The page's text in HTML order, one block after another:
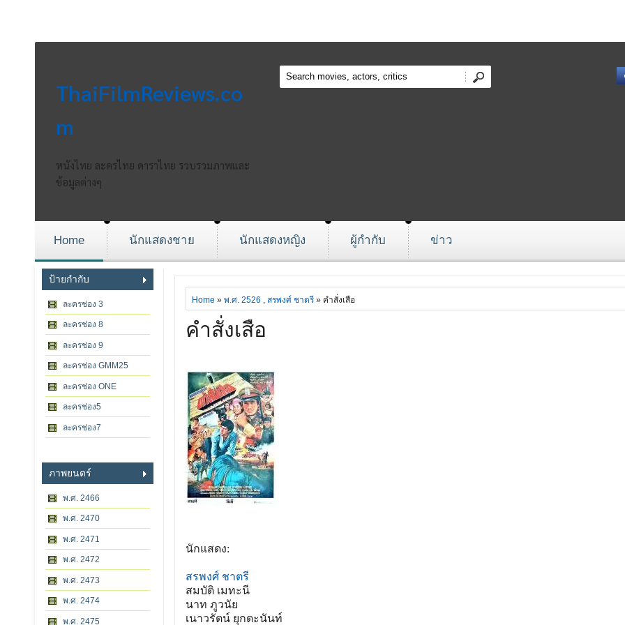
ThaiFilmReviews.co
m
หนังไทย ละครไทย ดาราไทย รวบรวมภาพและ
ข้อมูลต่างๆ
Home นักแสดงชาย นักแสดงหญิง ผู้กำกับ ข่าว
ป้ายกำกับ
ละครช่อง 3
ละครช่อง 8
ละครช่อง 9
ละครช่อง GMM25
ละครช่อง ONE
ละครช่อง5
ละครช่อง7
ภาพยนตร์
พ.ศ. 2466
พ.ศ. 2470
พ.ศ. 2471
พ.ศ. 2472
พ.ศ. 2473
พ.ศ. 2474
พ.ศ. 2475
Home » พ.ศ. 2526 , สรพงศ์ ชาตรี» คำสั่งเสือ
คำสั่งเสือ
นักแสดง:
สรพงศ์ ชาตรี
สมบัติ เมทะนี
นาท ภูวนัย
เนาวรัตน์ ยุกตะนันท์